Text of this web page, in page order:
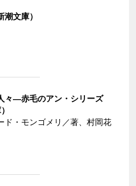
文庫）
々―赤毛のアン・シリーズ
ド・モンゴメリ／著、村岡花